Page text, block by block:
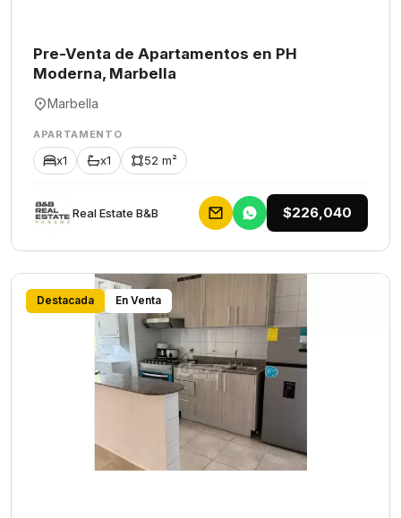
Pre-Venta de Apartamentos en PH
Moderna, Marbella
Marbella
APARTAMENTO
x1 x1 52 m²
Rеаl Еstаtе В&В $226,040
Destacada En Venta